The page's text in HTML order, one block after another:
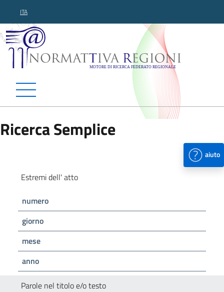
ITA
Normattiva Regioni -
Ricerca Semplice
aiuto
Estremi dell' atto
numero
giorno
mese
anno
Parole nel titolo e/o testo